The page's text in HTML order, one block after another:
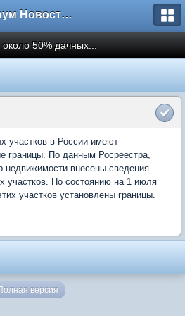
Форум Новостройки
50% дачных...
участков в России имеют
границы. По данным Росреестра,
недвижимости внесены сведения
участков. По состоянию на 1 июля
участков установлены границы.
версия